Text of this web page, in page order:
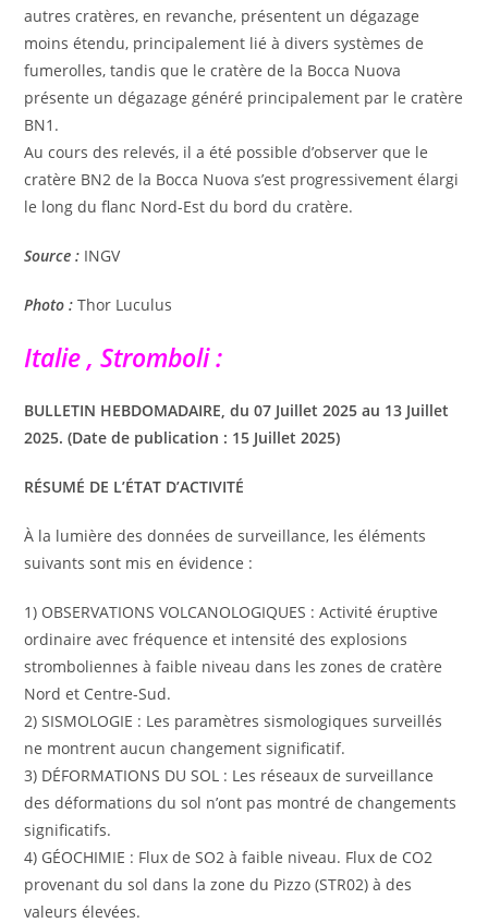
autres cratères, en revanche, présentent un dégazage
moins étendu, principalement lié à divers systèmes de
fumerolles, tandis que le cratère de la Bocca Nuova
présente un dégazage généré principalement par le cratère
BN1.
Au cours des relevés, il a été possible d’observer que le
cratère BN2 de la Bocca Nuova s’est progressivement élargi
le long du flanc Nord-Est du bord du cratère.
Source : INGV
Photo :Thor Luculus
Italie , Stromboli :
BULLETIN HEBDOMADAIRE, du 07 Juillet 2025 au 13 Juillet
2025. (Date de publication : 15 Juillet 2025)
RÉSUMÉ DE L’ÉTAT D’ACTIVITÉ
À la lumière des données de surveillance, les éléments
suivants sont mis en évidence :
1) OBSERVATIONS VOLCANOLOGIQUES : Activité éruptive
ordinaire avec fréquence et intensité des explosions
stromboliennes à faible niveau dans les zones de cratère
Nord et Centre-Sud.
2) SISMOLOGIE : Les paramètres sismologiques surveillés
ne montrent aucun changement significatif.
3) DÉFORMATIONS DU SOL : Les réseaux de surveillance
des déformations du sol n’ont pas montré de changements
significatifs.
4) GÉOCHIMIE : Flux de SO2 à faible niveau. Flux de CO2
provenant du sol dans la zone du Pizzo (STR02) à des
valeurs élevées.